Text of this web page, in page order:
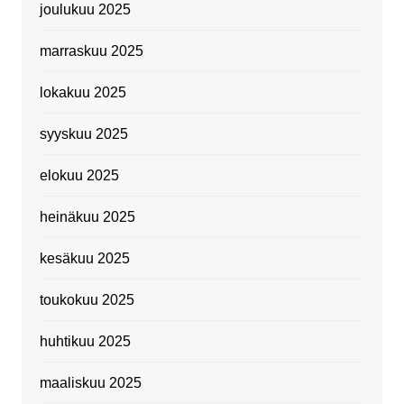
joulukuu 2025
marraskuu 2025
lokakuu 2025
syyskuu 2025
elokuu 2025
heinäkuu 2025
kesäkuu 2025
toukokuu 2025
huhtikuu 2025
maaliskuu 2025